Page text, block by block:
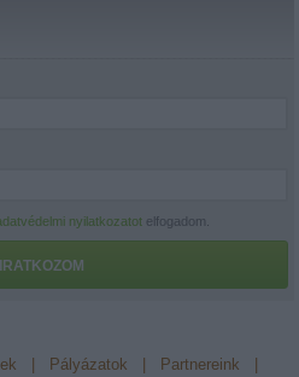
nyilatkozatot elfogadom.
Pályázatok Partnereink